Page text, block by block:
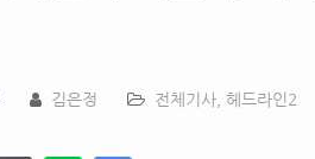
김은정 전체기사 헤드라인2